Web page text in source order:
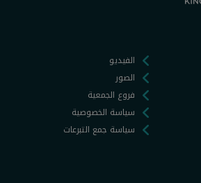
الفيديو
الصور
فروع الجمعية
سياسة الخصوصية
سياسة جمع التبرعات